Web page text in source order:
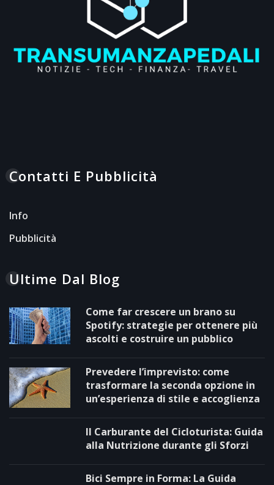
Contatti E Pubblicità
Info
Pubblicità
Ultime Dal Blog
Come far crescere un brano su
Spotify: strategie per ottenere più
ascolti e costruire un pubblico
Prevedere l’imprevisto: come
trasformare la seconda opzione in
un’esperienza di stile e accoglienza
Il Carburante del Cicloturista: Guida
alla Nutrizione durante gli Sforzi
Bici Sempre in Forma: La Guida